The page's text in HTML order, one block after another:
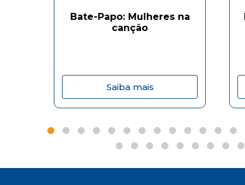
Bate-Papo: Mulheres na
canção
Saiba mais